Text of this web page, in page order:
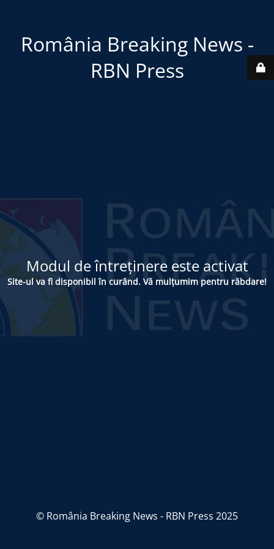
România Breaking News -
RBN Press
Modul de întreținere este activat
Site-ul va fi disponibil în curând. Vă mulțumim pentru răbdare!
© România Breaking News - RBN Press 2025